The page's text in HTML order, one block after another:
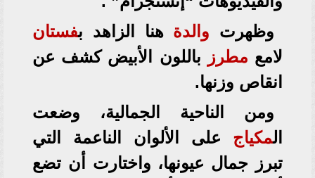
وظهرت والدة هنا الزاهد بفستان
لامع مطرز
باللون الأبيض كشف عن
انقاص وزنها.
ومن الناحية الجمالية، وضعت
المكياج على الألوان الناعمة التي
تبرز جمال عيونها، واختارت أن تضع